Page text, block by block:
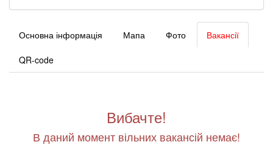
Основна інформація Мапа Фото Вакансії
QR-code
Вибачте!
В даний момент вільних вакансій немає!